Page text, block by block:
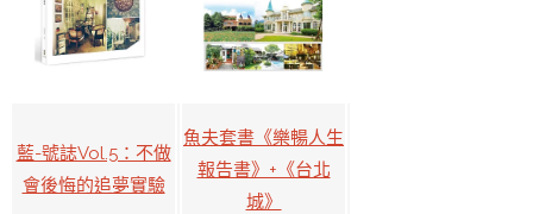
藍-號誌Vol.5：不做
會後悔的追夢實驗
魚夫套書《樂暢人生
報告書》+《台北
城》